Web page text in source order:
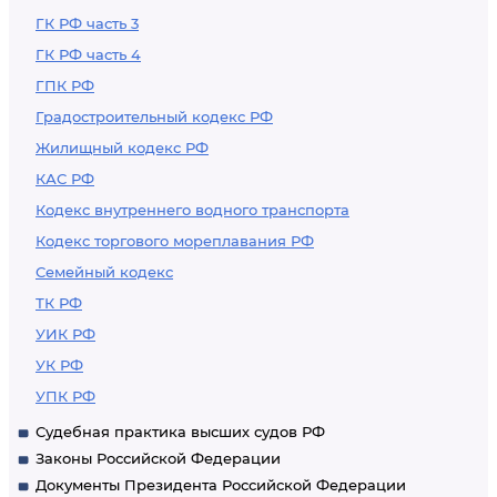
ГК РФ часть 3
ГК РФ часть 4
ГПК РФ
Градостроительный кодекс РФ
Жилищный кодекс РФ
КАС РФ
Кодекс внутреннего водного транспорта
Кодекс торгового мореплавания РФ
Семейный кодекс
ТК РФ
УИК РФ
УК РФ
УПК РФ
Судебная практика высших судов РФ
Законы Российской Федерации
Документы Президента Российской Федерации